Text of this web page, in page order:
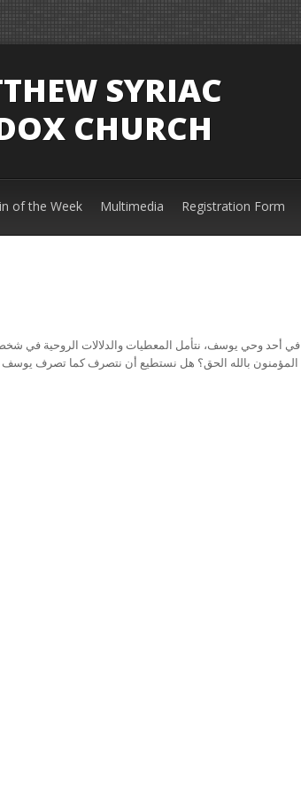
SYRIAC
CHURCH
of the Week Multimedia Registration Form
في أحد وحي يوسف، نتأمل المعطيات والدلالات الروحية في
المؤمنون بالله الحق؟ هل نستطيع أن نتصرف كما تصرف يوسف